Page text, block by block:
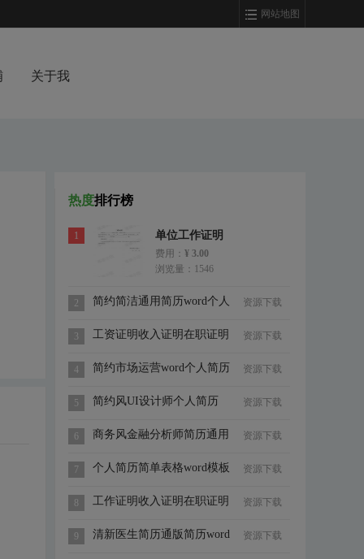
网站地图
关于我
热度排行榜
1 单位工作证明
费用： ¥ 3.00
浏览量：1546
2
简约简洁通用简历word个人
资源下载
3
工资证明收入证明在职证明
资源下载
4
简约市场运营word个人简历
资源下载
5
简约风UI设计师个人简历
资源下载
6
商务风金融分析师简历通用
资源下载
7
个人简历简单表格word模板
资源下载
工作证明收入证明在职证明
资源下载
9
清新医生简历通版简历word
资源下载